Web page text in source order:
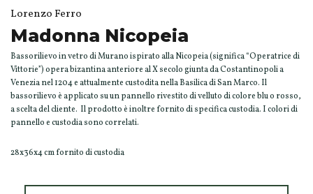
Lorenzo Ferro
Madonna Nicopeia
Bassorilievo in vetro di Murano ispirato alla Nicopeia (significa “Operatrice di
Vittorie”) opera bizantina anteriore al X secolo giunta da Costantinopoli a
Venezia nel 1204 e attualmente custodita nella Basilica di San Marco. Il
bassorilievo è applicato su un pannello rivestito di velluto di colore blu o rosso,
a scelta del cliente. Il prodotto è inoltre fornito di specifica custodia. I colori di
pannello e custodia sono correlati.
28x36x4 cm fornito di custodia